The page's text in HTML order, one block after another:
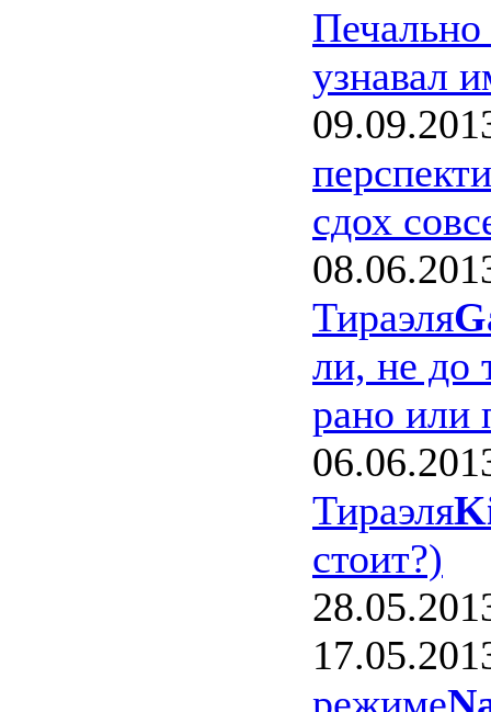
Печально
узнавал
сдох
Тираэля
ли, не до
рано или
Тираэля
стоит?)